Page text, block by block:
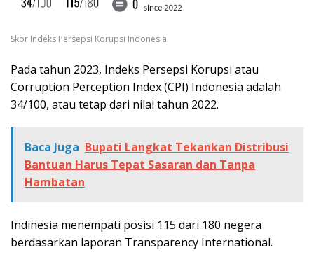
Skor Indeks Persepsi Korupsi Indonesia
Pada tahun 2023, Indeks Persepsi Korupsi atau
Corruption Perception Index (CPI) Indonesia adalah
34/100, atau tetap dari nilai tahun 2022.
Baca Juga Bupati Langkat Tekankan Distribusi
Bantuan Harus Tepat Sasaran dan Tanpa
Hambatan
Indinesia menempati posisi 115 dari 180 negera
berdasarkan laporan Transparency International.